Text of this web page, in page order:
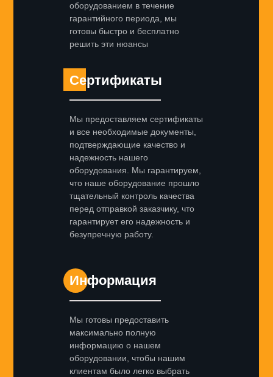
оборудованием в течение
гарантийного периода, мы
готовы быстро и бесплатно
решить эти нюансы
Мы предоставляем сертификаты
и все необходимые документы,
подтверждающие качество и
надежность нашего
оборудования. Мы гарантируем,
что наше оборудование прошло
тщательный контроль качества
перед отправкой заказчику, что
гарантирует его надежность и
безупречную работу.
Мы готовы предоставить
максимально полную
информацию о нашем
оборудовании, чтобы нашим
клиентам было легко выбрать
Сертификаты
Информация